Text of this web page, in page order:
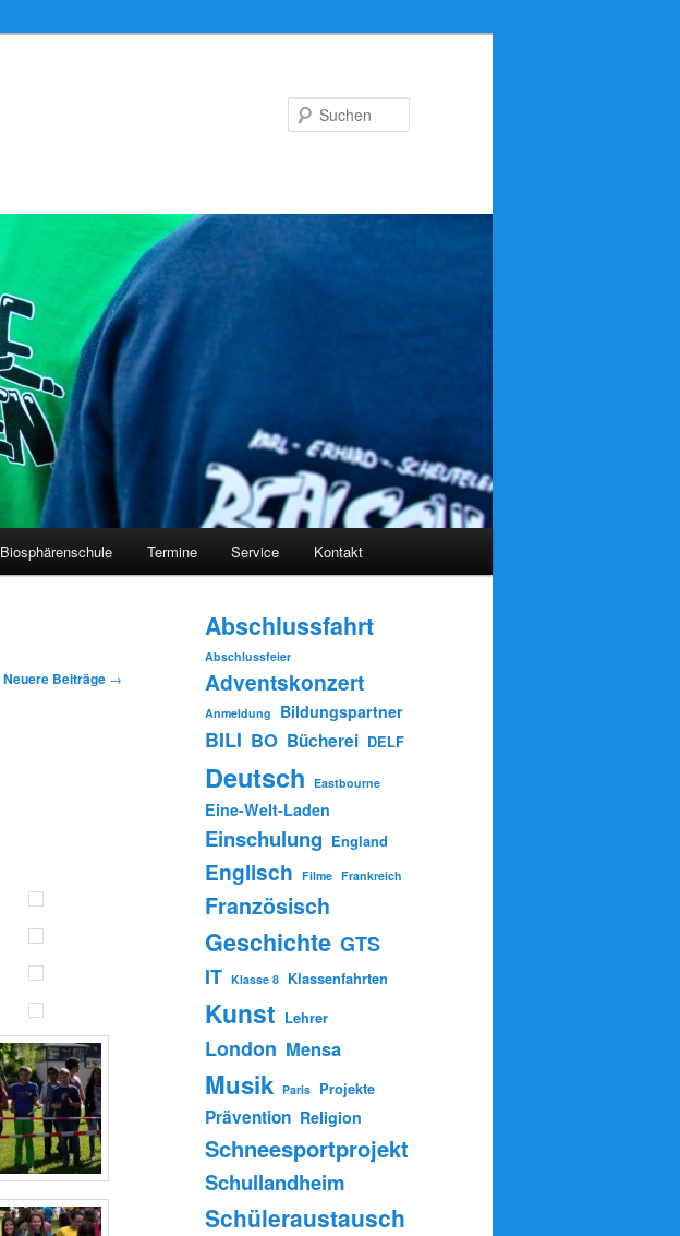
Biosphärenschule Termine Service Kontakt
Neuere Beiträge →
Abschlussfahrt
Abschlussfeier
Adventskonzert
Anmeldung Bildungspartner
BILI BO Bücherei DELF
Deutsch Eastbourne
Eine-Welt-Laden
Einschulung England
Englisch Filme Frankreich
Französisch
Geschichte GTS
IT Klasse 8 Klassenfahrten
Kunst Lehrer
London Mensa
Musik Paris Projekte
Prävention Religion
Schneesportprojekt
Schullandheim
Schüleraustausch